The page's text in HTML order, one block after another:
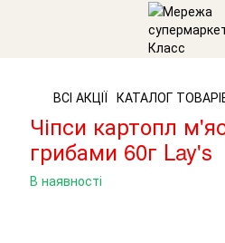
ВСІ АКЦІЇ КАТАЛОГ
Чіпси картопл
грибами 60г Lay's
В наявності